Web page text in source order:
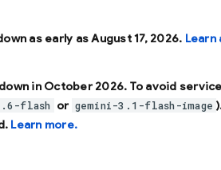
as early asAugust 17, 2026. Learn
in October 2026. To avoid
flash or gemini-3.1-flash-image
Learn more.